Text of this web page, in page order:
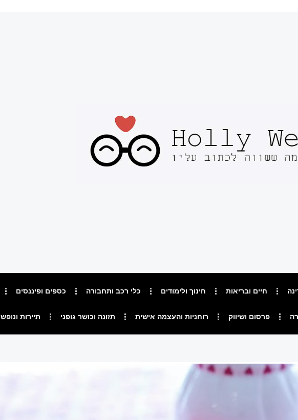
חיים ובריאות חינוך ולימודים כלי רכב ותחבורה כספים ופיננסים
פרסום ושיווק רוחניות והעצמה אישית תזונה וכושר גופני תיירות ונופש